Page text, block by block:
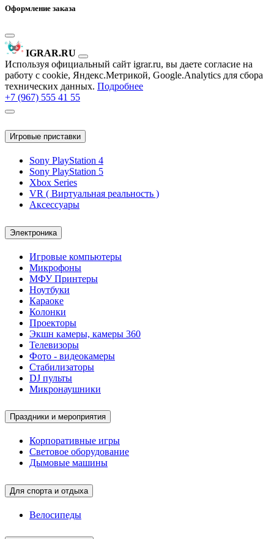
Оформление заказа
IGRAR.RU
Используя официальный сайт igrar.ru, вы даете согласие на
работу с cookie, Яндекс.Метрикой, Google.Analytics для сбора
технических данных. Подробнее
+7 (967) 555 41 55
Игровые приставки
Sony PlayStation 4
Sony PlayStation 5
Xbox Series
VR ( Виртуальная реальность )
Аксессуары
Электроника
Игровые компьютеры
Микрофоны
МФУ Принтеры
Ноутбуки
Караоке
Колонки
Проекторы
Экшн камеры, камеры 360
Телевизоры
Фото - видеокамеры
Стабилизаторы
DJ пульты
Микронаушники
Праздники и мероприятия
Корпоративные игры
Световое оборудование
Дымовые машины
Для спорта и отдыха
Велосипеды